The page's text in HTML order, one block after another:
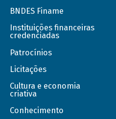
BNDES Finame
Instituições financeiras
credenciadas
Patrocínios
Licitações
Cultura e economia
criativa
Conhecimento